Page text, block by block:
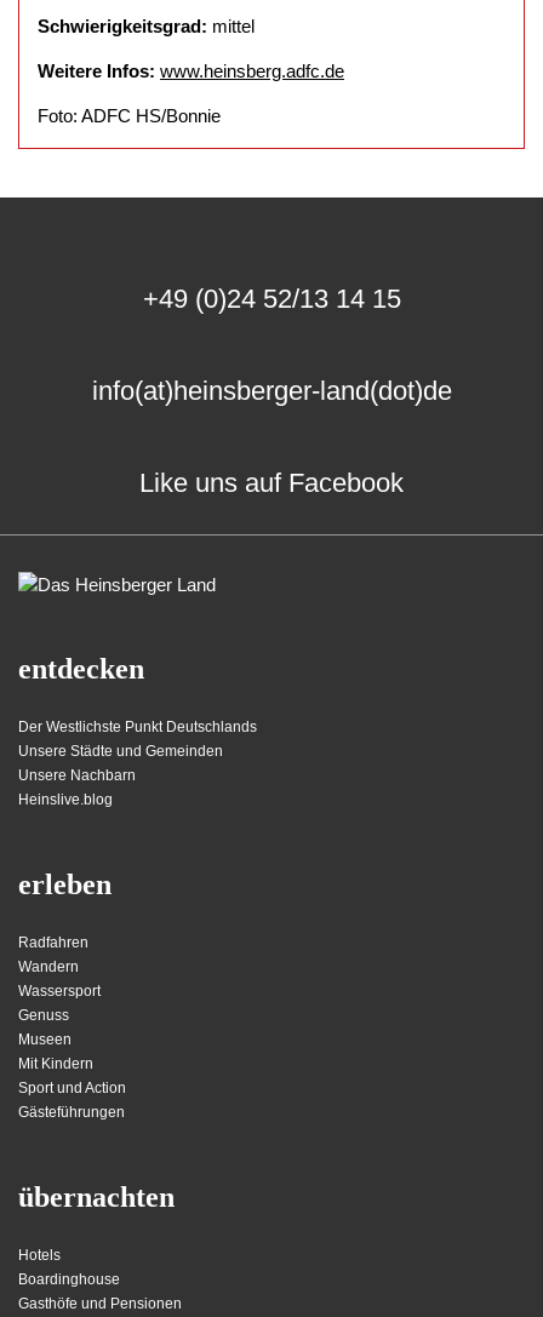
Schwierigkeitsgrad: mittel
Weitere Infos: www.heinsberg.adfc.de
Foto: ADFC HS/Bonnie
+49 (0)24 52/13 14 15
info(at)heinsberger-land(dot)de
Like uns auf Facebook
entdecken
Der Westlichste Punkt Deutschlands
Unsere Städte und Gemeinden
Unsere Nachbarn
Heinslive.blog
erleben
Radfahren
Wandern
Wassersport
Genuss
Museen
Mit Kindern
Sport und Action
Gästeführungen
übernachten
Hotels
Boardinghouse
Gasthöfe und Pensionen